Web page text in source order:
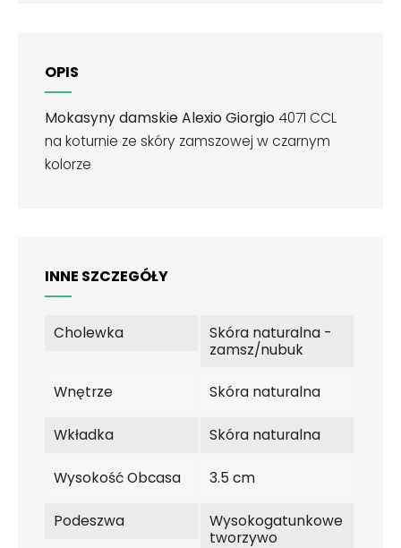
OPIS
Mokasyny damskie Alexio Giorgio 4071 CCL
na koturnie ze skóry zamszowej w czarnym
kolorze
INNE SZCZEGÓŁY
Cholewka
Skóra naturalna -
zamsz/nubuk
Wnętrze Skóra naturalna
Wkładka Skóra naturalna
Wysokość Obcasa 3.5 cm
Podeszwa
Wysokogatunkowe
tworzywo